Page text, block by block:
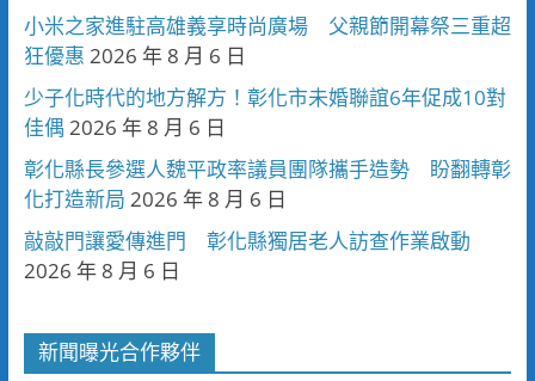
小米之家進駐高雄義享時尚廣場 父親節開幕祭三重超
狂優惠 2026 年 8 月 6 日
少子化時代的地方解方！彰化市未婚聯誼6年促成10對
佳偶 2026 年 8 月 6 日
彰化縣長參選人魏平政率議員團隊攜手造勢 盼翻轉彰
化打造新局 2026 年 8 月 6 日
敲敲門讓愛傳進門 彰化縣獨居老人訪查作業啟動
2026 年 8 月 6 日
新聞曝光合作夥伴